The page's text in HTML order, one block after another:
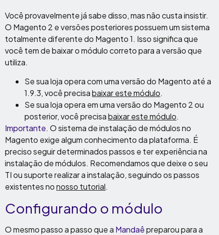
Você provavelmente já sabe disso, mas não custa insistir.
O Magento 2 e versões posteriores possuem um sistema
totalmente diferente do Magento 1. Isso significa que
você tem de baixar o módulo correto para a versão que
utiliza.
Se sua loja opera com uma versão do Magento até a
1.9.3, você precisabaixar este módulo.
Se sua loja opera em uma versão do Magento 2 ou
posterior, você precisabaixar este módulo.
Importante. O sistema de instalação de módulos no
Magento exige algum conhecimento da plataforma. É
preciso seguir determinados passos e ter experiência na
instalação de módulos. Recomendamos que deixe o seu
TI ou suporte realizar a instalação, seguindo os passos
existentes nonosso tutorial.
Configurando o módulo
O mesmo passo a passo que a Mandaêpreparou para a